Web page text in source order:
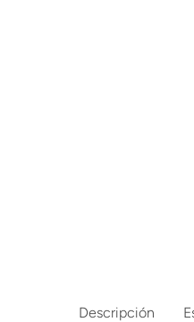
Descripción